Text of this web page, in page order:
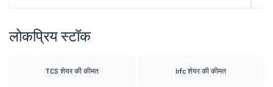
लोकप्रिय स्टॉक
TCS शेयर की कीमत Irfc शेयर की कीमत